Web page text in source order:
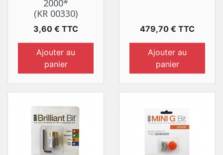
2000*
(KR 00330)
Prix
3,60 € TTC
Ajouter au
panier
Prix
479,70 € TTC
Ajouter au
panier